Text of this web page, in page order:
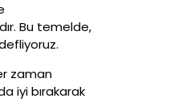
Bu temelde,
zaman
iyi bırakarak